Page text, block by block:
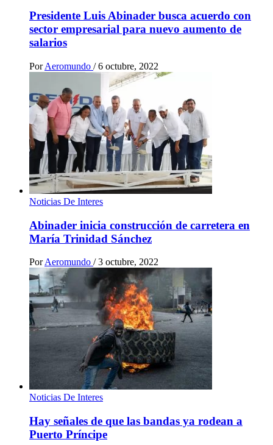
Presidente Luis Abinader busca acuerdo con
sector empresarial para nuevo aumento de
salarios
Por Aeromundo / 6 octubre, 2022
Noticias De Interes
Abinader inicia construcción de carretera en
María Trinidad Sánchez
Por Aeromundo / 3 octubre, 2022
Noticias De Interes
Hay señales de que las bandas ya rodean a
Puerto Príncipe